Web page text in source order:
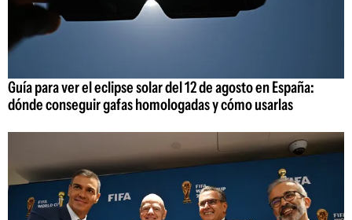
Guía para ver el eclipse solar del 12 de agosto en España:
dónde conseguir gafas homologadas y cómo usarlas